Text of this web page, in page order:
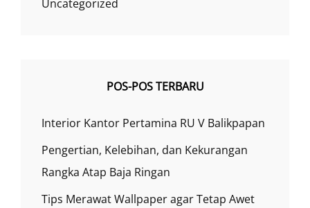
Uncategorized
POS-POS TERBARU
Interior Kantor Pertamina RU V Balikpapan
Pengertian, Kelebihan, dan Kekurangan
Rangka Atap Baja Ringan
Tips Merawat Wallpaper agar Tetap Awet